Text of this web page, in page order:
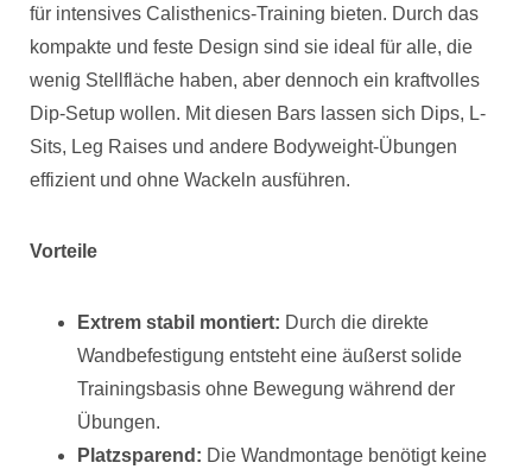
für intensives Calisthenics-Training bieten. Durch das
kompakte und feste Design sind sie ideal für alle, die
wenig Stellfläche haben, aber dennoch ein kraftvolles
Dip-Setup wollen. Mit diesen Bars lassen sich Dips, L-
Sits, Leg Raises und andere Bodyweight-Übungen
effizient und ohne Wackeln ausführen.
Vorteile
Extrem stabil montiert: Durch die direkte
Wandbefestigung entsteht eine äußerst solide
Trainingsbasis ohne Bewegung während der
Übungen.
Platzsparend: Die Wandmontage benötigt keine